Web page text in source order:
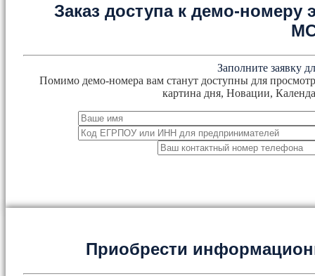
Заказ доступа к демо-номеру
Заполните заявку
Помимо демо-номера вам станут доступны для
картина дня, Новации,
Приобрести